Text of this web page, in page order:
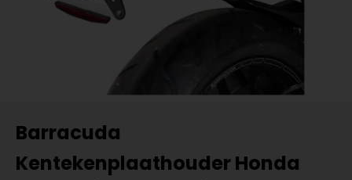
Barracuda
Kentekenplaathouder Honda